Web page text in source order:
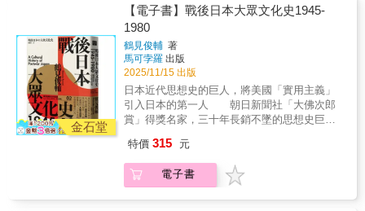
正統的中華帝國？而隨著清朝逐步將統治權擴
及蒙古、西藏與穆斯林地區，清朝又要怎樣君
臨這些地方。 清朝找出了與明朝迥然不同
的答案。清朝與漢人的明朝不同，不堅持華夷
之辯所建構的「朝貢一元體制」，因而在其漫
長的統治期間，在不同族群區域採取不同方式
的統治。即使到了雍正時代，清朝也提出與明
朝的永樂皇帝一樣提出了「華夷一家」的說
華夷一家以區分華、夷為基點，而雍正皇帝則
底成為「中華」。然而，重新建構出來的全新
華夷秩序，雖然讓清朝得以轉化為「華」，不
過當新的「夷」出現時，華夷之辯的老傳統就
月至一九八○年四月，在加拿大蒙特婁麥基爾大
學的講課紀錄，後整理成書出版，至今仍是長
大江健三郎出版《空翻》一書，描述日本兩位
重要的宗教領袖，一夕之間推翻了自己所傳布
的所有信仰。而當此宣言一出，信眾一陣譁
然，如同原地翻筋斗，故稱之為「空翻」。一
個人的想法何以會產生一百八十度的改變呢？
又或者說，人在什麼樣的情況下，會出現一百
八十度、令人匪夷所思的「轉向」呢？「轉
取了一九三一年中日戰爭爆發，直至一九四五
年日本戰敗這十四年間日本知識分子在精神
（思想）上的「轉向」，作為認識近代日本深
金石堂
【電子書】戰後日本大眾文化史1945-
1980
鶴見俊輔 著
馬可孛羅 出版
2025/11/15 出版
日本近代思想史的巨人，將美國「實用主義」
引入日本的第一人 朝日新聞社「大佛次郎
賞」得獎名家，三十年長銷不墜的思想史巨
全面討論一九三一至一九八〇年間，日本知識
分子如何面對時代所帶來的巨變與衝擊
──深入了解日本思想底蘊必讀之作 《戰爭
特價 315 元
電子書